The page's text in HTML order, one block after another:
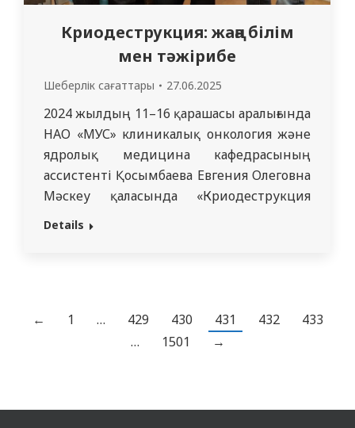
Криодеструкция: жаңа білім
мен тәжірибе
Шеберлік сағаттары 27.06.2025
2024 жылдың 11–16 қарашасы аралығында
НАО «МУС» клиникалық онкология және
ядролық медицина кафедрасының
ассистенті Қосымбаева Евгения Олеговна
Мәскеу қаласында «Криодеструкция
және криотерапия» тақырыбы бойынша
қолдануға арналған теориялық және
практикалық сабақтар өткізілді. Оқыту
Details
← 1 … 429 430 431 432
433
…
1501 →